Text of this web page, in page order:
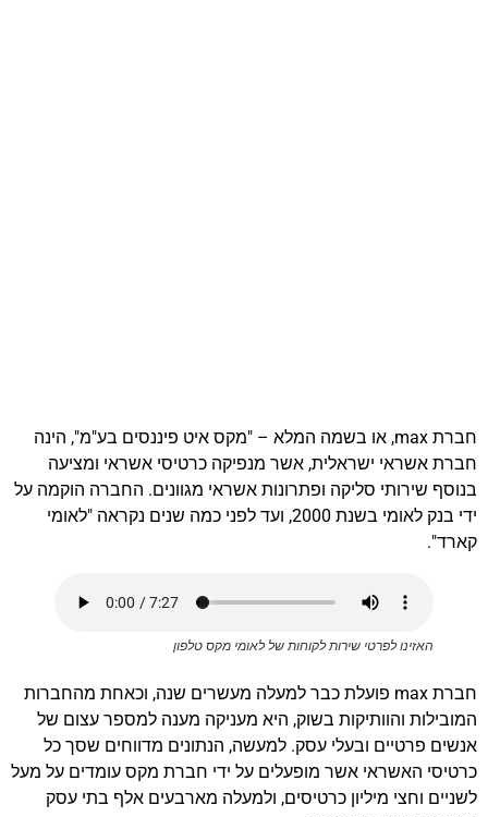
חברת max, או בשמה המלא – "מקס איט פיננסים בע"מ", הינה
חברת אשראי ישראלית, אשר מנפיקה כרטיסי אשראי ומציעה
בנוסף שירותי סליקה ופתרונות אשראי מגוונים. החברה הוקמה על
ידי בנק לאומי בשנת 2000, ועד לפני כמה שנים נקראה "לאומי
קארד".
האזינו לפרטי שירות לקוחות של לאומי מקס טלפון
חברת max פועלת כבר למעלה מעשרים שנה, וכאחת מהחברות
המובילות והוותיקות בשוק, היא מעניקה מענה למספר עצום של
אנשים פרטיים ובעלי עסק. למעשה, הנתונים מדווחים שסך כל
כרטיסי האשראי אשר מופעלים על ידי חברת מקס עומדים על מעל
לשניים וחצי מיליון כרטיסים, ולמעלה מארבעים אלף בתי עסק